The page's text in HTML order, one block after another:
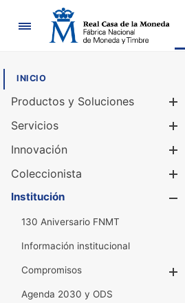
Navegación
INICIO
Productos y Soluciones
Servicios
Innovación
Coleccionista
Institución
130 Aniversario FNMT
Información institucional
Compromisos
Agenda 2030 y ODS